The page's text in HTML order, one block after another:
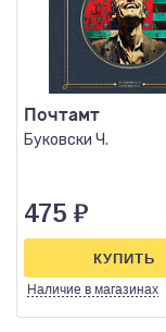
Почтамт
Буковски Ч.
475 ₽
Наличие в магазинах
КУПИТЬ